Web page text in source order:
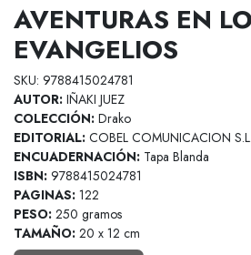
AVENTURAS EN
EVANGELIOS
SKU: 9788415024781
AUTOR: IÑAKI JUEZ
COLECCIÓN: Drako
EDITORIAL: COBEL COMUNICACION S.L.
ENCUADERNACIÓN: Tapa Blanda
ISBN: 9788415024781
PAGINAS: 122
PESO: 250 gramos
TAMAÑO: 20 x 12 cm